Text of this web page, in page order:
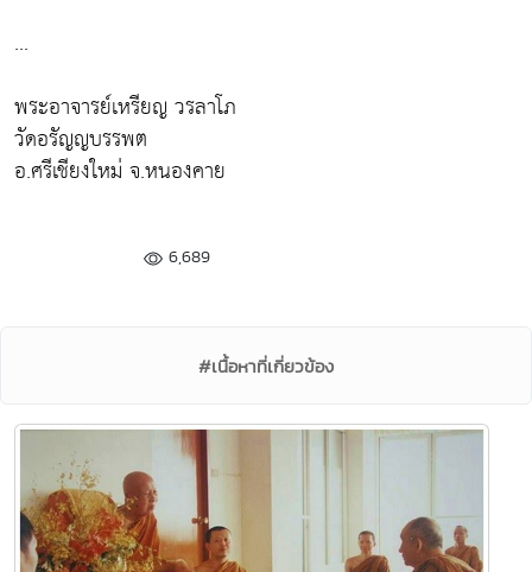
...
พระอาจารย์เหรียญ วรลาโภ
วัดอรัญญบรรพต
อ.ศรีเชียงใหม่ จ.หนองคาย
6,689
#เนื้อหาที่เกี่ยวข้อง